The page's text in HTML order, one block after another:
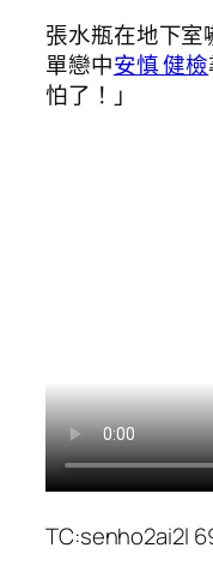
張水瓶在地下
單戀中安慎 健檢
怕了！」
TC:senho2ai2l